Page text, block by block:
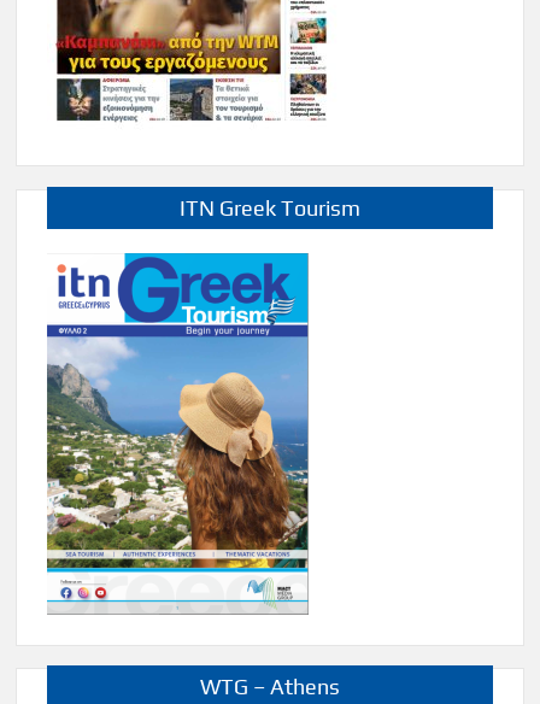
ITN Greek Tourism
WTG – Athens